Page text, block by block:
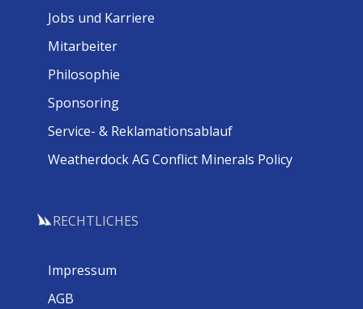
Jobs und Karriere
Mitarbeiter
Philosophie
Sponsoring
Service- & Reklamationsablauf
Weatherdock AG Conflict Minerals Policy
RECHTLICHES
Impressum
AGB